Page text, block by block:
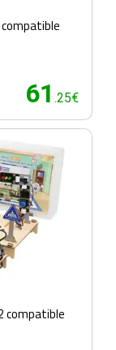
61 .25€
compatible